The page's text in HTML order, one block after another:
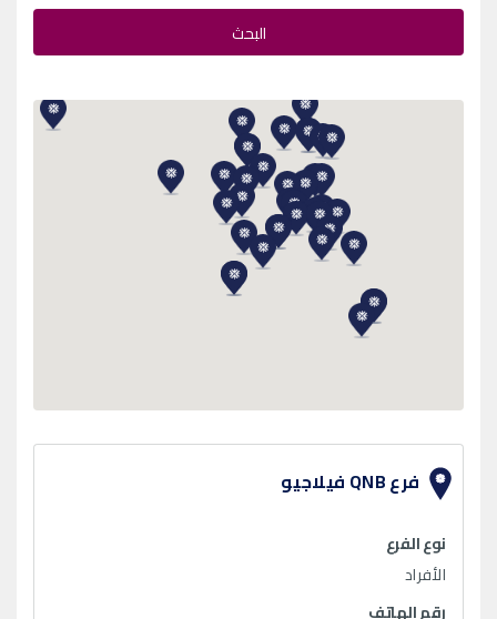
البحث
فرع QNB فيلاجيو
نوع الفرع
الأفراد
رقم الهاتف